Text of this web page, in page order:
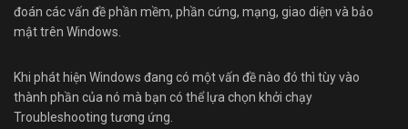
đoán các vấn đề phần mềm, phần cứng, mạng, giao diện và bảo
mật trên Windows.
Khi phát hiện Windows đang có một vấn đề nào đó thì tùy vào
thành phần của nó mà bạn có thể lựa chọn khởi chạy
Troubleshooting tương ứng.